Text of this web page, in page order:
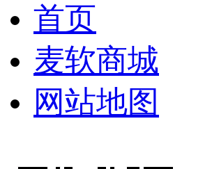
首页
麦软商城
网站地图